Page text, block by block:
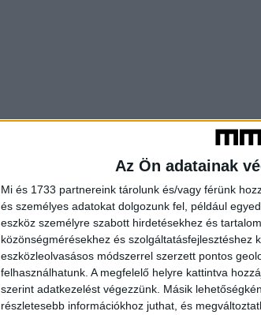
Az Ön adatainak
Mi és 1733 partnereink tárolunk és/vagy férünk
és személyes adatokat dolgozunk fel, például
eszköz személyre szabott hirdetésekhez és
közönségmérésekhez és szolgáltatásfejlesztéshez
eszközleolvasásos módszerrel szerzett pontos
felhasználhatunk. A megfelelő helyre kattintva
szerint adatkezelést végezzünk. Másik
részletesebb információkhoz juthat, és